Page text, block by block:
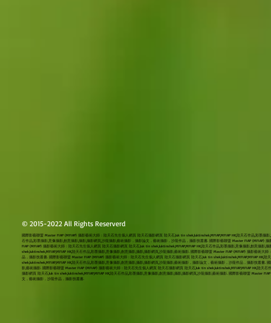
© 2015-2022 All Rights Reserverd
國際影藝聯盟 Master FIAP (MFIAP) 攝影藝術大師：陸天石先生個人網頁 陸天石攝影網頁 陸天石,luk tin shek,luktinshek,MFIAP,MFIAP HK,陸天石作品,彩墨
石作品,彩墨攝影,意像攝影,創意攝影,攝影,攝影網頁,沙龍攝影,藝術攝影，攝影論文，藝術攝影，沙龍作品，攝影技叢書. 國際影藝聯盟 Master FIAP (MFIAP)
FIAP (MFIAP) 攝影藝術大師：陸天石先生個人網頁 陸天石攝影網頁 陸天石,luk tin shek,luktinshek,MFIAP,MFIAP HK,陸天石作品,彩墨攝影,意像攝影,創意攝
shek,luktinshek,MFIAP,MFIAP HK,陸天石作品,彩墨攝影,意像攝影,創意攝影,攝影,攝影網頁,沙龍攝影,藝術攝影. 國際影藝聯盟 Master FIAP (MFIAP) 攝影藝術
品，攝影技叢書. 國際影藝聯盟 Master FIAP (MFIAP) 攝影藝術大師：陸天石先生個人網頁 陸天石攝影網頁 陸天石,luk tin shek,luktinshek,MFIAP,MFIAP
shek,luktinshek,MFIAP,MFIAP HK,陸天石作品,彩墨攝影,意像攝影,創意攝影,攝影,攝影網頁,沙龍攝影,藝術攝影，攝影論文，藝術攝影，沙龍作品，攝影技叢
影,藝術攝影. 國際影藝聯盟 Master FIAP (MFIAP) 攝影藝術大師：陸天石先生個人網頁 陸天石攝影網頁 陸天石,luk tin shek,luktinshek,MFIAP,MFIAP HK,陸
攝影網頁 陸天石,luk tin shek,luktinshek,MFIAP,MFIAP HK,陸天石作品,彩墨攝影,意像攝影,創意攝影,攝影,攝影網頁,沙龍攝影,藝術攝影. 國際影藝聯盟 Master
文，藝術攝影，沙龍作品，攝影技叢書.